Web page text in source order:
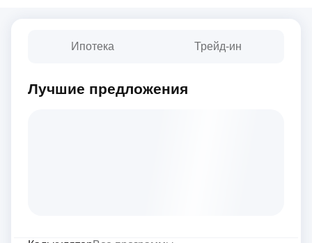
Ипотека Трейд-ин
Лучшие предложения